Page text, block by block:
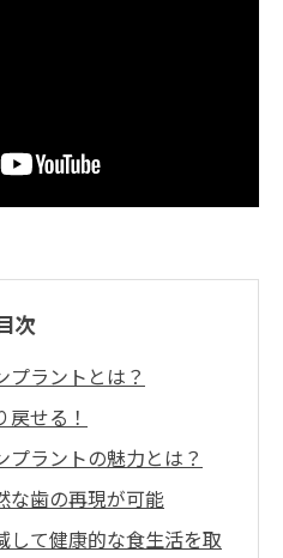
次
プラントとは？
せる！
ラントの魅力とは？
な歯の再現が可能
して健康的な食生活を取